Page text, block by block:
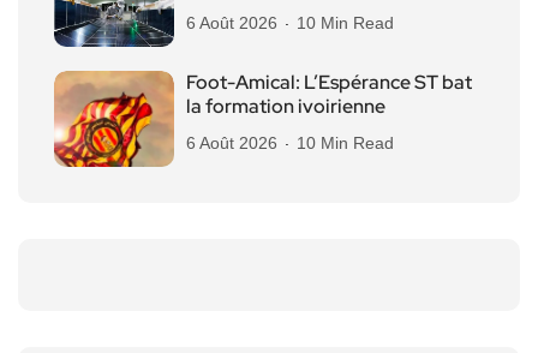
6 Août 2026 10 Min Read
Foot-Amical: L’Espérance ST bat
la formation ivoirienne
6 Août 2026 10 Min Read